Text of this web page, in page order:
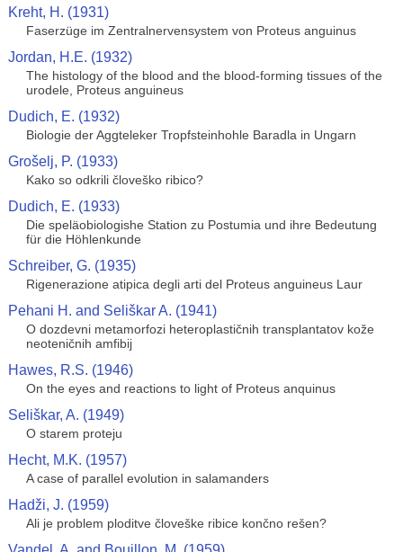
Kreht, H. (1931)
Faserzüge im Zentralnervensystem von Proteus anguinus
Jordan, H.E. (1932)
The histology of the blood and the blood-forming tissues of the
urodele, Proteus anguineus
Dudich, E. (1932)
Biologie der Aggteleker Tropfsteinhohle Baradla in Ungarn
Grošelj, P. (1933)
Kako so odkrili človeško ribico?
Dudich, E. (1933)
Die speläobiologishe Station zu Postumia und ihre Bedeutung
für die Höhlenkunde
Schreiber, G. (1935)
Rigenerazione atipica degli arti del Proteus anguineus Laur
Pehani H. and Seliškar A. (1941)
O dozdevni metamorfozi heteroplastičnih transplantatov kože
neoteničnih amfibij
Hawes, R.S. (1946)
On the eyes and reactions to light of Proteus anquinus
Seliškar, A. (1949)
O starem proteju
Hecht, M.K. (1957)
A case of parallel evolution in salamanders
Hadži, J. (1959)
Ali je problem ploditve človeške ribice končno rešen?